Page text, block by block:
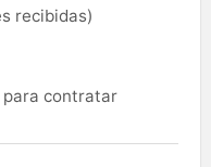
recibidas)
para contratar